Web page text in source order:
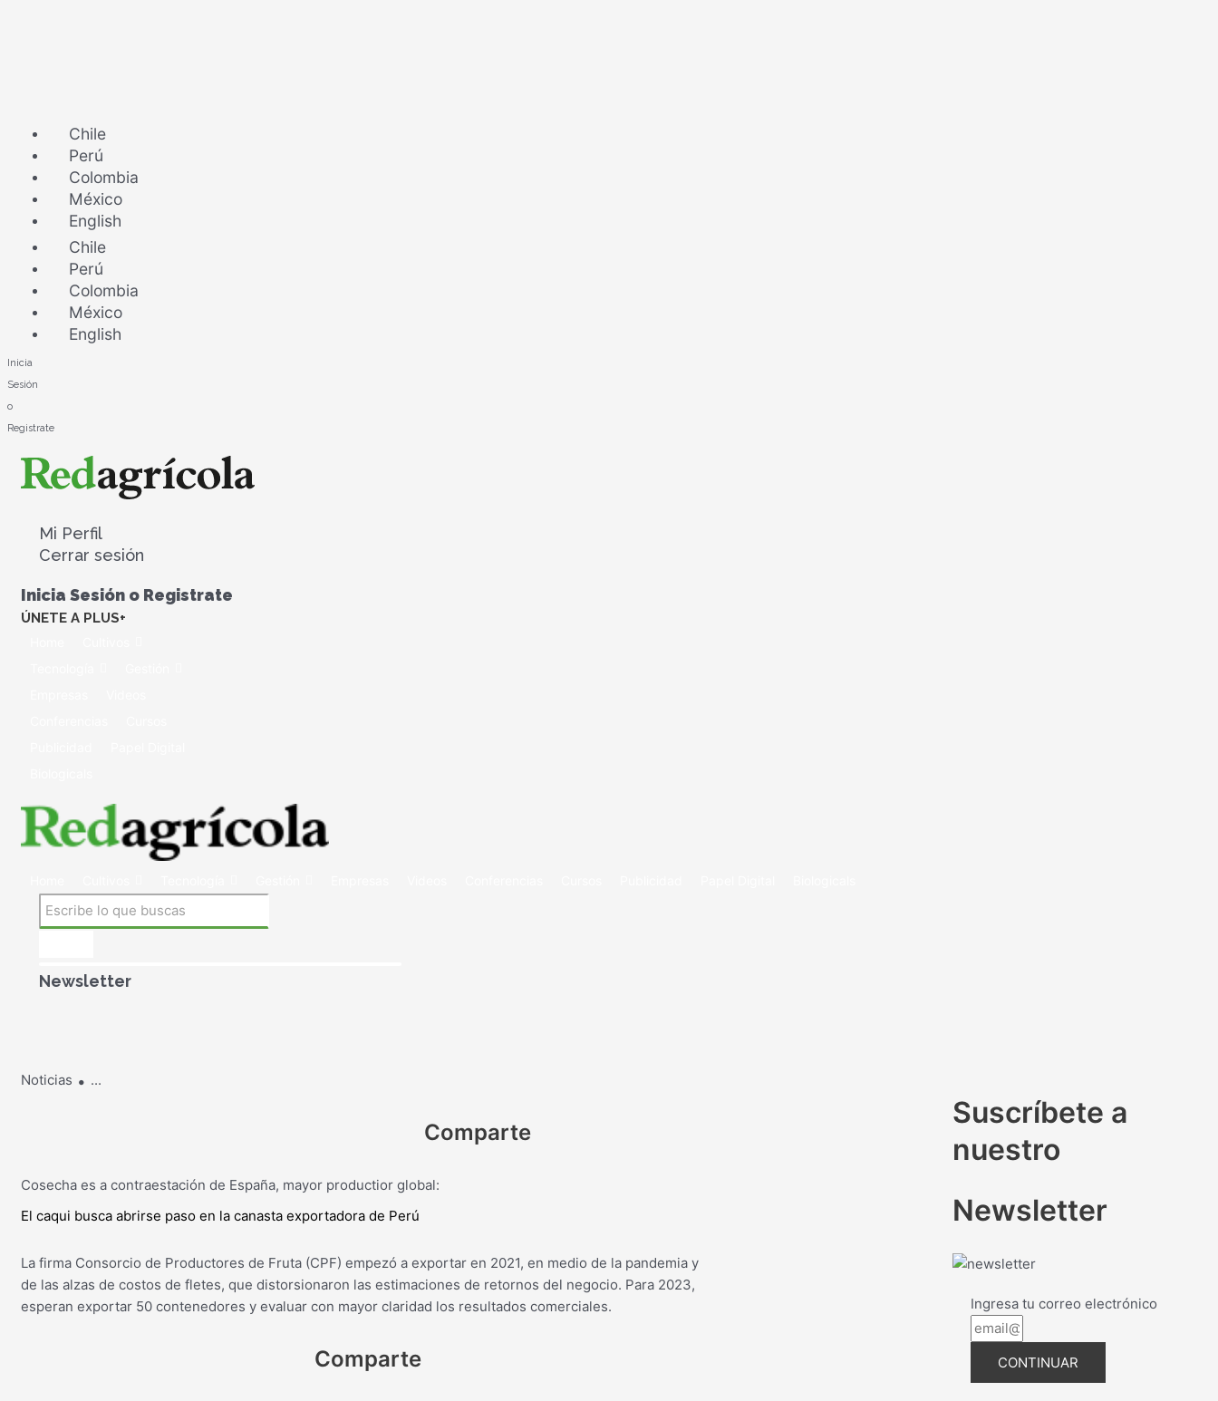
Chile
Perú
Colombia
México
English
Chile
Perú
Colombia
México
English
Inicia
Sesión
o
Registrate
Mi Perfil
Cerrar sesión
Inicia Sesión o Registrate
ÚNETE A PLUS+
Newsletter
Noticias . ...
Comparte
Cosecha es a contraestación de España, mayor productior global:
El caqui busca abrirse paso en la canasta exportadora de Perú
La firma Consorcio de Productores de Fruta (CPF) empezó a exportar en 2021, en medio de la pandemia y
de las alzas de costos de fletes, que distorsionaron las estimaciones de retornos del negocio. Para 2023,
esperan exportar 50 contenedores y evaluar con mayor claridad los resultados comerciales.
Comparte
Suscríbete a
nuestro
Newsletter
Ingresa tu correo electrónico
CONTINUAR